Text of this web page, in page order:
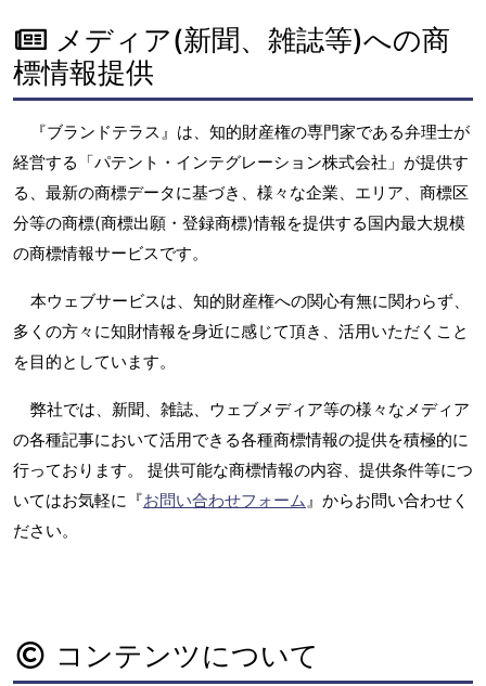
メディア(新聞、雑誌等)への商
標情報提供
『ブランドテラス』は、知的財産権の専門家である弁理士が
経営する「パテント・インテグレーション株式会社」が提供す
る、最新の商標データに基づき、様々な企業、エリア、商標区
分等の商標(商標出願・登録商標)情報を提供する国内最大規模
の商標情報サービスです。
本ウェブサービスは、知的財産権への関心有無に関わらず、
多くの方々に知財情報を身近に感じて頂き、活用いただくこと
を目的としています。
弊社では、新聞、雑誌、ウェブメディア等の様々なメディア
の各種記事において活用できる各種商標情報の提供を積極的に
行っております。 提供可能な商標情報の内容、提供条件等につ
いてはお気軽に『お問い合わせフォーム 』からお問い合わせく
ださい。
コンテンツについて